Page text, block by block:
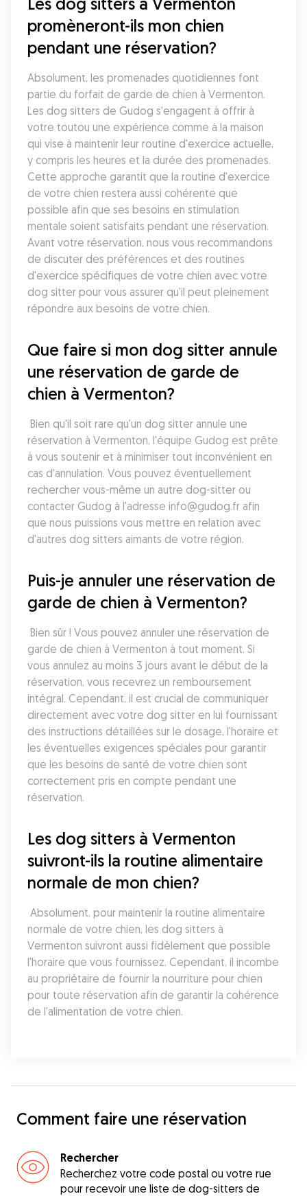
promèneront-ils mon chien
pendant une réservation?
Absolument, les promenades quotidiennes font
partie du forfait de garde de chien à Vermenton.
Les dog sitters de Gudog s'engagent à offrir à
votre toutou une expérience comme à la maison
qui vise à maintenir leur routine d'exercice actuelle,
y compris les heures et la durée des promenades.
Cette approche garantit que la routine d'exercice
de votre chien restera aussi cohérente que
possible afin que ses besoins en stimulation
mentale soient satisfaits pendant une réservation.
Avant votre réservation, nous vous recommandons
de discuter des préférences et des routines
d'exercice spécifiques de votre chien avec votre
dog sitter pour vous assurer qu'il peut pleinement
répondre aux besoins de votre chien.
Que faire si mon dog sitter annule
une réservation de garde de
chien à Vermenton?
réservation à Vermenton, l'équipe Gudog est prête
à vous soutenir et à minimiser tout inconvénient en
cas d'annulation. Vous pouvez éventuellement
rechercher vous-même un autre dog-sitter ou
contacter Gudog à l'adresse info@gudog.fr afin
que nous puissions vous mettre en relation avec
d'autres dog sitters aimants de votre région.
Puis-je annuler une réservation de
garde de chien à Vermenton?
garde de chien à Vermenton à tout moment. Si
vous annulez au moins 3 jours avant le début de la
réservation, vous recevrez un remboursement
intégral. Cependant, il est crucial de communiquer
directement avec votre dog sitter en lui fournissant
des instructions détaillées sur le dosage, l'horaire et
les éventuelles exigences spéciales pour garantir
que les besoins de santé de votre chien sont
correctement pris en compte pendant une
réservation.
Les dog sitters à Vermenton
suivront-ils la routine alimentaire
normale de mon chien?
normale de votre chien, les dog sitters à
Vermenton suivront aussi fidèlement que possible
l'horaire que vous fournissez. Cependant, il incombe
au propriétaire de fournir la nourriture pour chien
pour toute réservation afin de garantir la cohérence
de l'alimentation de votre chien.
Comment faire une réservation
Rechercher
Recherchez votre code postal ou votre rue
pour recevoir une liste de dog-sitters de